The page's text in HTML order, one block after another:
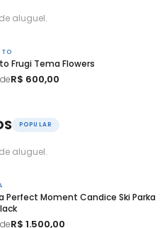
aluguel.
Frugi Tema Flowers
R$ 600,00
POPULAR
aluguel.
Perfect Moment Candice Ski Parka
R$ 1.500,00